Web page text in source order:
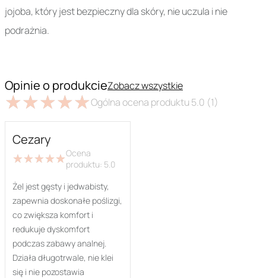
jojoba, który jest bezpieczny dla skóry, nie uczula i nie
podrażnia.
Opinie o produkcieZobacz wszystkie
★★★★★
★★★★★Ogólna ocena produktu 5.0 (1)
Cezary
★★★★★
★★★★★Ocena
produktu: 5.0
Żel jest gęsty i jedwabisty,
zapewnia doskonałe poślizgi,
co zwiększa komfort i
redukuje dyskomfort
podczas zabawy analnej.
Działa długotrwale, nie klei
się i nie pozostawia